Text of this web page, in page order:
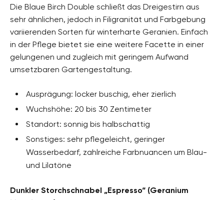
Die Blaue Birch Double schließt das Dreigestirn aus
sehr ähnlichen, jedoch in Filigranität und Farbgebung
variierenden Sorten für winterharte Geranien. Einfach
in der Pflege bietet sie eine weitere Facette in einer
gelungenen und zugleich mit geringem Aufwand
umsetzbaren Gartengestaltung.
Ausprägung: locker buschig, eher zierlich
Wuchshöhe: 20 bis 30 Zentimeter
Standort: sonnig bis halbschattig
Sonstiges: sehr pflegeleicht, geringer
Wasserbedarf, zahlreiche Farbnuancen um Blau-
und Lilatöne
Dunkler Storchschnabel „Espresso“ (Geranium